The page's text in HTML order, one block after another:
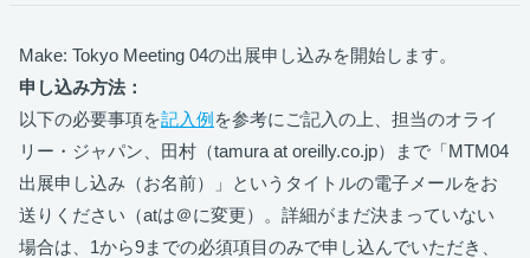
Make: Tokyo Meeting 04の出展申し込みを開始します。
申し込み方法：
以下の必要事項を記入例を参考にご記入の上、担当のオライ
リー・ジャパン、田村（tamura at oreilly.co.jp）まで「MTM04
出展申し込み（お名前）」というタイトルの電子メールをお
送りください（atは＠に変更）。詳細がまだ決まっていない
場合は、1から9までの必須項目のみで申し込んでいただき、